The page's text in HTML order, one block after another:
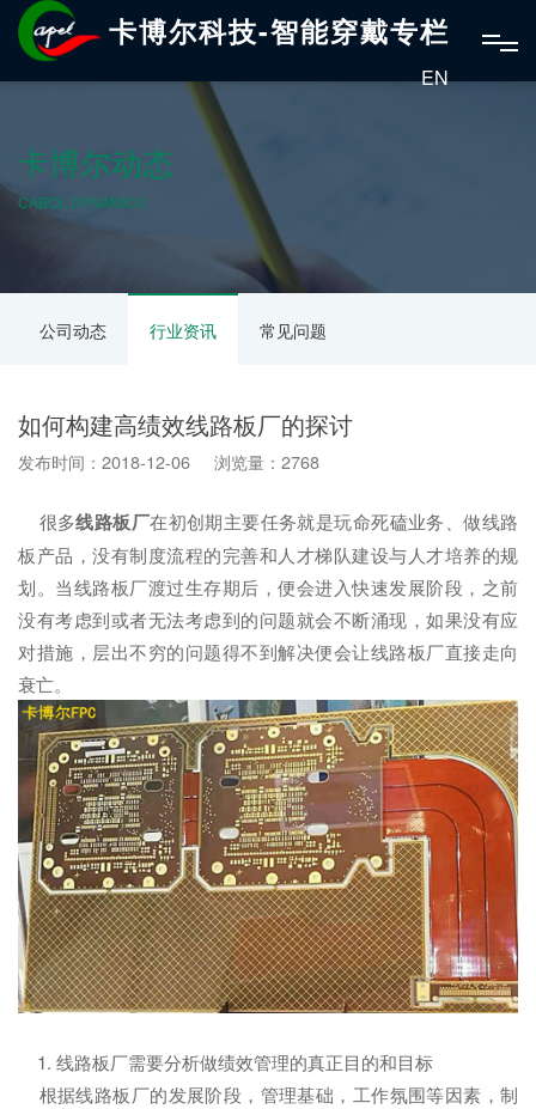
卡博尔科技-智能穿戴专栏
EN
卡博尔动态
CABOL DYNAMICS
公司动态 行业资讯 常见问题
如何构建高绩效线路板厂的探讨
发布时间：2018-12-06 浏览量：2768
很多线路板厂在初创期主要任务就是玩命死磕业务、做线路
板产品，没有制度流程的完善和人才梯队建设与人才培养的规
划。当线路板厂渡过生存期后，便会进入快速发展阶段，之前
没有考虑到或者无法考虑到的问题就会不断涌现，如果没有应
对措施，层出不穷的问题得不到解决便会让线路板厂直接走向
衰亡。
1. 线路板厂需要分析做绩效管理的真正目的和目标
根据线路板厂的发展阶段，管理基础，工作氛围等因素，制